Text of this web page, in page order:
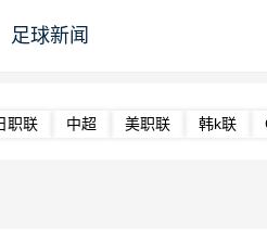
足球新闻
职联 中超 美职联 韩k联